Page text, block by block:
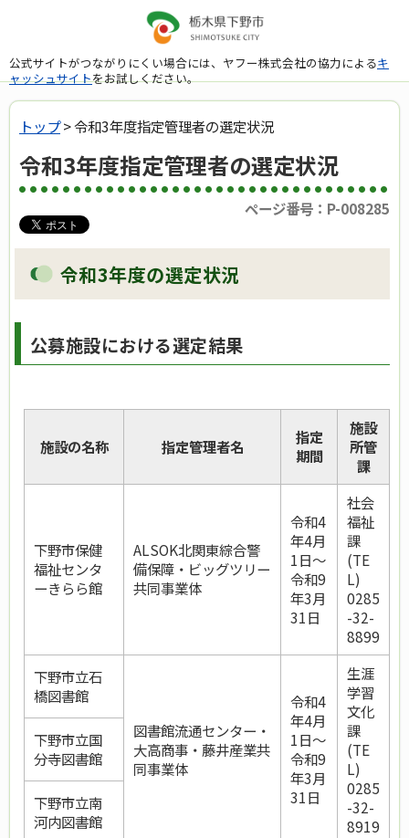
公式サイトがつながりにくい場合には、ヤフー株式会社の協力によるキ
ャッシュサイトをお試しください。
トップ> 令和3年度指定管理者の選定状況
令和3年度指定管理者の選定状況
ページ番号：P-008285
令和3年度の選定状況
公募施設における選定結果
施設の名称 指定管理者名
指定
期間
施設
所管
課
下野市保健
福祉センタ
ーきらら館
ALSOK北関東綜合警
備保障・ビッグツリー
共同事業体
令和4
年4月
1日～
令和9
年3月
31日
社会
福祉
課
(TE
L)
0285
-32-
8899
下野市立石
橋図書館
図書館流通センター・
大高商事・藤井産業共
同事業体
令和4
年4月
1日～
令和9
年3月
31日
生涯
学習
文化
課
(TE
L)
0285
-32-
8919
下野市立国
分寺図書館
下野市立南
河内図書館